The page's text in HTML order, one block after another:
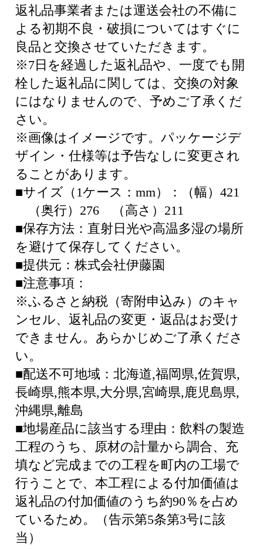
返礼品事業者または運送会社の不備に
よる初期不良・破損についてはすぐに
良品と交換させていただきます。
※7日を経過した返礼品や、一度でも開
栓した返礼品に関しては、交換の対象
にはなりませんので、予めご了承くだ
さい。
※画像はイメージです。パッケージデ
ザイン・仕様等は予告なしに変更され
ることがあります。
■サイズ（1ケース：mm）：（幅）421
（奥行）276 （高さ）211
■保存方法：直射日光や高温多湿の場所
を避けて保存してください。
■提供元：株式会社伊藤園
■注意事項：
※ふるさと納税（寄附申込み）のキャ
ンセル、返礼品の変更・返品はお受け
できません。あらかじめご了承くださ
い。
■配送不可地域：北海道,福岡県,佐賀県,
長崎県,熊本県,大分県,宮崎県,鹿児島県,
沖縄県,離島
■地場産品に該当する理由：飲料の製造
工程のうち、原材の計量から調合、充
填など完成までの工程を町内の工場で
行うことで、本工程による付加価値は
返礼品の付加価値のうち約90％を占め
ているため。（告示第5条第3号に該
当）